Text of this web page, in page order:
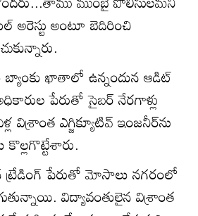
అరెస్టు అంటూ బెదిరించి
ఖాతాలో ఉన్నందున ఆడిట్‌
పేరుతో సైబర్‌ నేరగాళ్లు
విశ్రాంత ఎగ్జిక్యూటివ్‌ ఇంజనీర్‌ను
కొల్లగొట్టేశారు.
ట్రేడింగ్‌ పేరుతో మోసాలు నగరంలో
విద్యావంతులైన విశ్రాంత